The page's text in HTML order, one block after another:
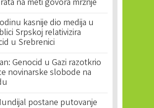
na meti govora mržnje
kasnije dio medija u
Srpskoj relativizira
u Srebrenici
Genocid u Gazi razotkrio
novinarske slobode na
postane putovanje